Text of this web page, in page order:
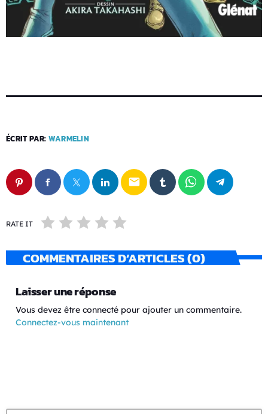
ÉCRIT PAR: WARMELIN
email
RATE IT
COMMENTAIRES D’ARTICLES (0)
Laisser une réponse
Vous devez être connecté pour ajouter un commentaire.
Connectez-vous maintenant